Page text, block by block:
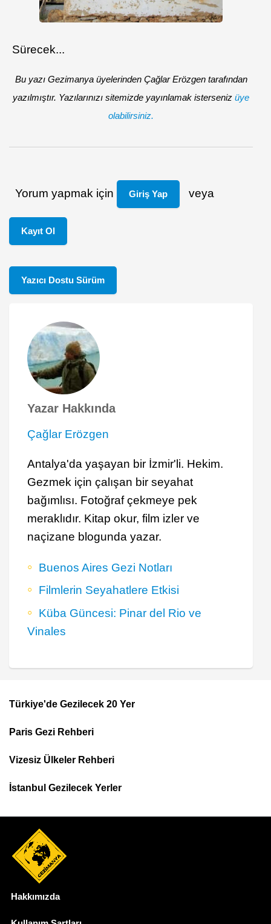
Sürecek...
Bu yazı Gezimanya üyelerinden Çağlar Erözgen tarafından
yazılmıştır. Yazılarınızı sitemizde yayınlamak isterseniz üye
olabilirsiniz.
Yorum yapmak için Giriş Yap veya
Kayıt Ol
Yazıcı Dostu Sürüm
Yazar Hakkında
Çağlar Erözgen
Antalya'da yaşayan bir İzmir'li. Hekim.
Gezmek için çalışan bir seyahat
bağımlısı. Fotoğraf çekmeye pek
meraklıdır. Kitap okur, film izler ve
naçizane blogunda yazar.
Buenos Aires Gezi Notları
Filmlerin Seyahatlere Etkisi
Küba Güncesi: Pinar del Rio ve
Vinales
Top
Menu
Türkiye'de Gezilecek 20 Yer
Paris Gezi Rehberi
Vizesiz Ülkeler Rehberi
İstanbul Gezilecek Yerler
Hakkımızda